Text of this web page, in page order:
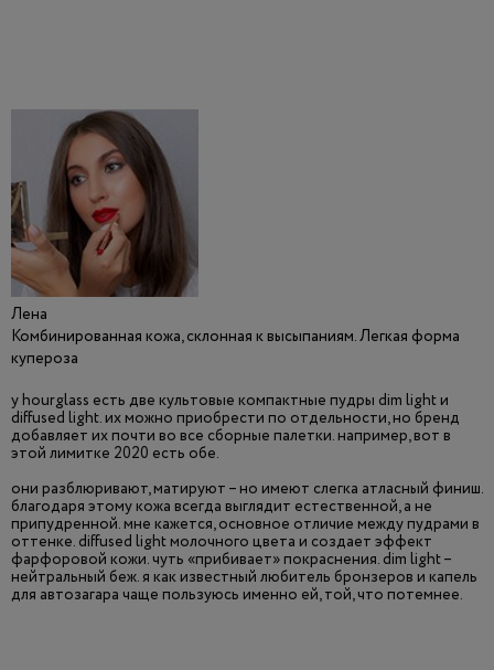
Лена
Комбинированная кожа, склонная к высыпаниям. Легкая форма
купероза
у hourglass есть две культовые компактные пудры dim light и
diffused light. их можно приобрести по отдельности, но бренд
добавляет их почти во все сборные палетки. например, вот в
этой лимитке 2020 есть обе.
они разблюривают, матируют – но имеют слегка атласный финиш.
благодаря этому кожа всегда выглядит естественной, а не
припудренной. мне кажется, основное отличие между пудрами в
оттенке. diffused light молочного цвета и создает эффект
фарфоровой кожи. чуть «прибивает» покраснения. dim light –
нейтральный беж. я как известный любитель бронзеров и капель
для автозагара чаще пользуюсь именно ей, той, что потемнее.